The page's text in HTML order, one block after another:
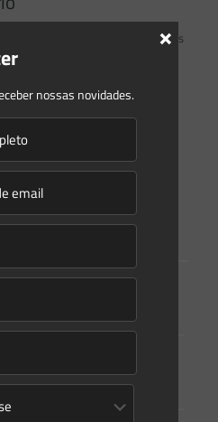
publicado.
Campos obrigatórios
nossas novidades.
×